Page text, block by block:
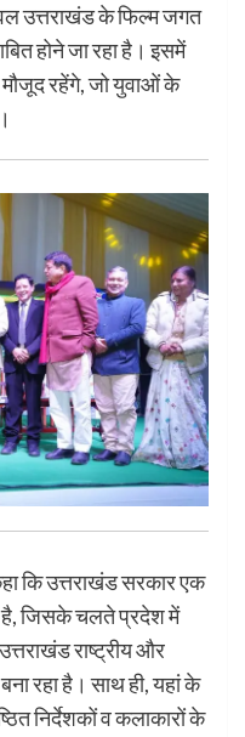
उत्तराखंड के फिल्म जगत
होने जा रहा है। इसमें
मौजूद रहेंगे, जो युवाओं के
कि उत्तराखंड सरकार एक
है, जिसके चलते प्रदेश में
राष्ट्रीय और
रहा है। साथ ही, यहां के
निर्देशकों व कलाकारों के